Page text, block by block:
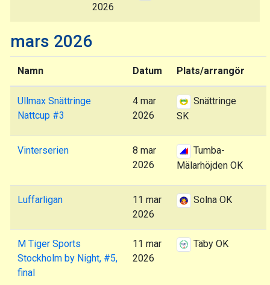
2026
mars 2026
Namn Datum Plats/arrangör
Ullmax Snättringe
Nattcup #3
4 mar
2026
Snättringe
SK
Vinterserien
8 mar
2026
Tumba-
Mälarhöjden OK
Luffarligan
11 mar
2026
Solna OK
M Tiger Sports
Stockholm by Night, #5,
final
11 mar
2026
Täby OK